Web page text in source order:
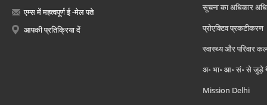
एम्स में महत्वपूर्ण ई -मेल पते
आपकी प्रतिक्रिया दें
सूचना का अधिकार
प्रोएक्टिव प्रकटीकरण
स्वास्थ्य और परिवार
अ॰ भा॰ आ॰ सं॰ से जुड़े
Mission Delhi